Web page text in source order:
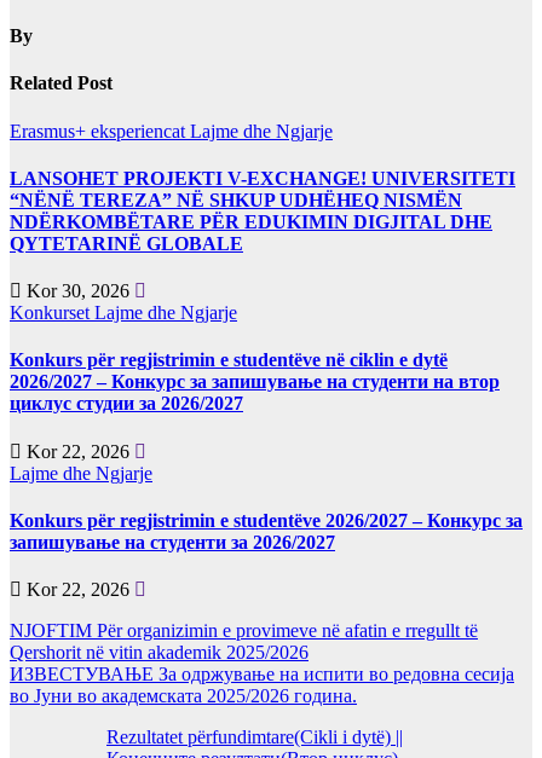
By
Related Post
Erasmus+ eksperiencat Lajme dhe Ngjarje
LANSOHET PROJEKTI V-EXCHANGE! UNIVERSITETI
“NËNË TEREZA” NË SHKUP UDHËHEQ NISMËN
NDËRKOMBËTARE PËR EDUKIMIN DIGJITAL DHE
QYTETARINË GLOBALE
Kor 30, 2026
Konkurset Lajme dhe Ngjarje
Konkurs për regjistrimin e studentëve në ciklin e dytë
2026/2027 – Конкурс за запишување на студенти на втор
циклус студии за 2026/2027
Kor 22, 2026
Lajme dhe Ngjarje
Konkurs për regjistrimin e studentëve 2026/2027 – Конкурс за
запишување на студенти за 2026/2027
Kor 22, 2026
NJOFTIM Për organizimin e provimeve në afatin e rregullt të
Qershorit në vitin akademik 2025/2026
ИЗВЕСТУВАЊЕ За одржување на испити во редовна сесија
во Јуни во академската 2025/2026 година.
Rezultatet përfundimtare(Cikli i dytë) ||